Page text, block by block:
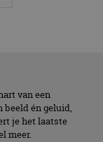
van een
beeld én geluid,
je het laatste
meer.